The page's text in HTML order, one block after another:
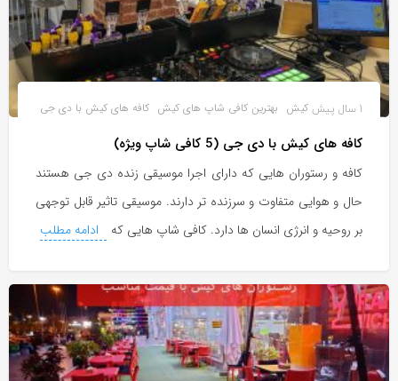
کیش بهترین کافی شاپ های کیش کافه های کیش با دی جی
کافه های کیش با دی جی (5 کافی شاپ ویژه)
کافه و رستوران هایی که دارای اجرا موسیقی زنده دی جی هستند
حال و هوایی متفاوت و سرزنده تر دارند. موسیقی تاثیر قابل توجهی
بر روحیه و انرژی انسان ها دارد. کافی شاپ هایی که
ادامه مطلب